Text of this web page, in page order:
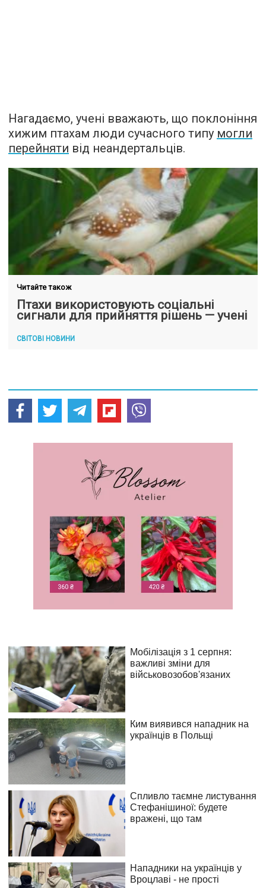
Нагадаємо, учені вважають, що поклоніння
хижим птахам люди сучасного типу могли
перейняти від неандертальців.
Читайте також
Птахи використовують соціальні
сигнали для прийняття рішень — учені
СВІТОВІ НОВИНИ